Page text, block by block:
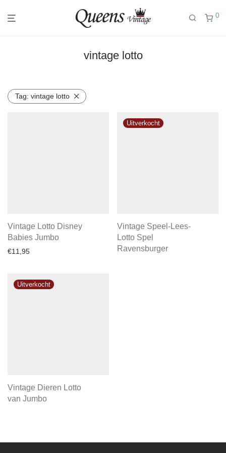
0
vintage lotto
Tag: vintage lotto
Vintage Lotto Disney
Babies Jumbo
€11,95
Vintage Speel-Lees-
Lotto Spel
Ravensburger
Vintage Dieren Lotto
van Jumbo